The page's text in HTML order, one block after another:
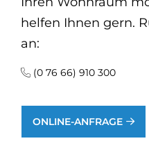
helfen Ihnen gern.
an:
(0 76 66) 910 300
ONLINE-ANFRAGE